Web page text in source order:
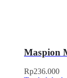
Maspion
Rp236.000